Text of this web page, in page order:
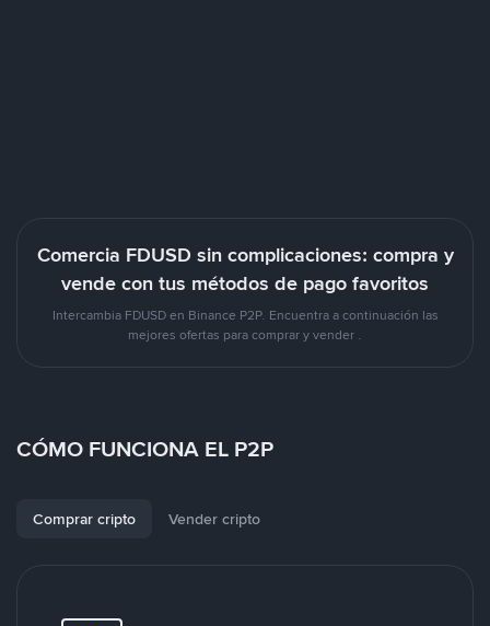
Comercia FDUSD sin complicaciones: compra y
vende con tus métodos de pago favoritos
Intercambia FDUSD en Binance P2P. Encuentra a continuación las
mejores ofertas para comprar y vender .
CÓMO FUNCIONA EL P2P
Comprar cripto Vender cripto